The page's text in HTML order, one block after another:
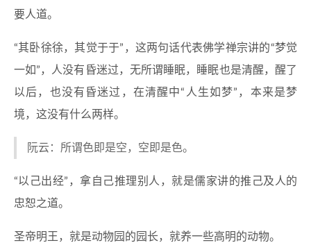
要人道。
“其卧徐徐，其觉于于”，这两句话代表佛学禅宗讲的“梦觉
一如”，人没有昏迷过，无所谓睡眠，睡眠也是清醒，醒了
以后，也没有昏迷过，在清醒中“人生如梦”，本来是梦
境，这没有什么两样。
阮云：所谓色即是空，空即是色。
“以己出经”，拿自己推理别人，就是儒家讲的推己及人的
忠恕之道。
圣帝明王，就是动物园的园长，就养一些高明的动物。